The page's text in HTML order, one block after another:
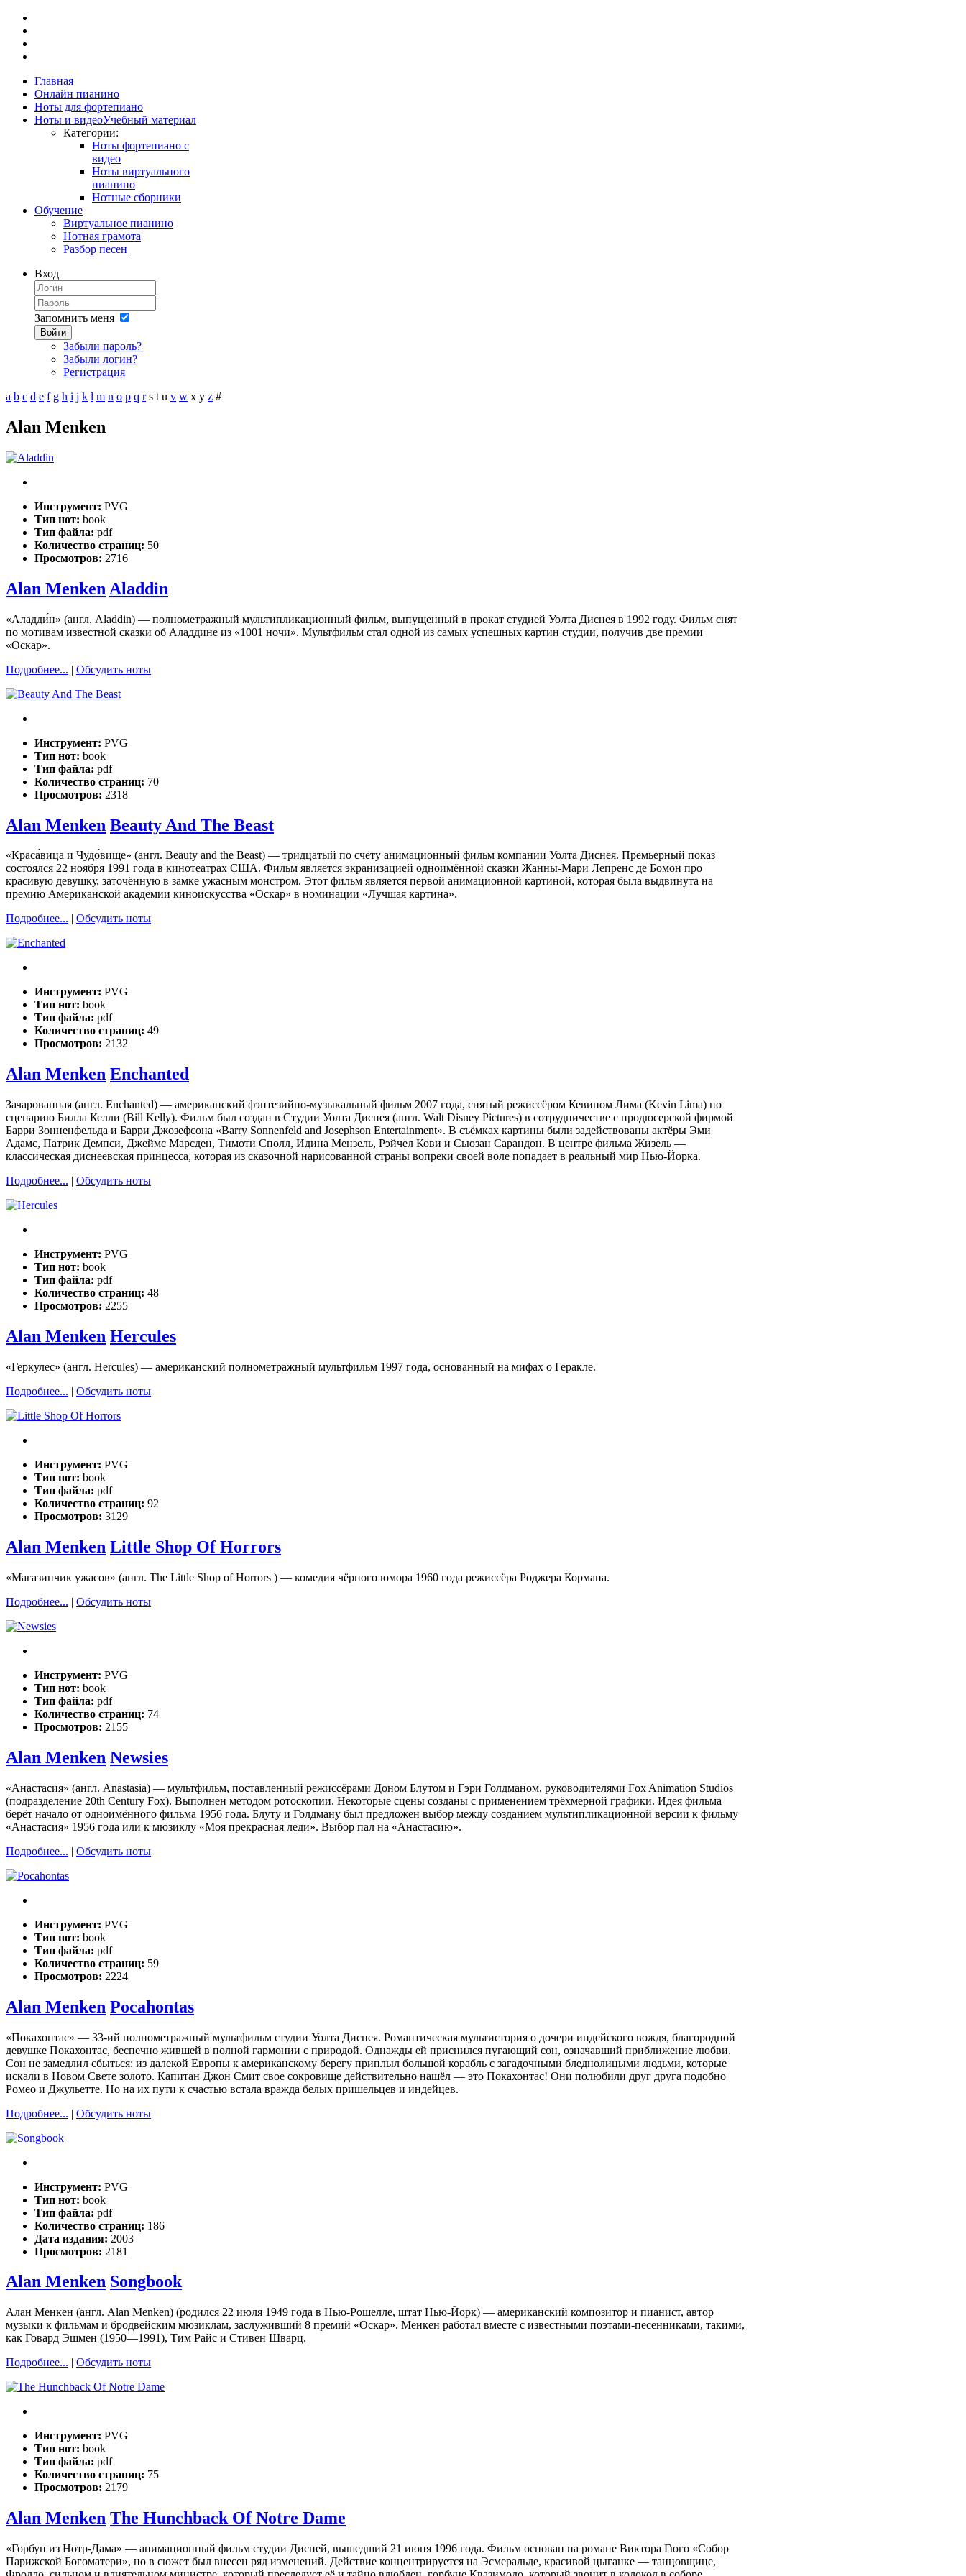
Главная
Онлайн пианино
Ноты для фортепиано
Ноты и видеоУчебный материал
Категории:
Ноты фортепиано с
видео
Ноты виртуального
пианино
Нотные сборники
Обучение
Виртуальное пианино
Нотная грамота
Разбор песен
Вход
Запомнить меня
Войти
Забыли пароль?
Забыли логин?
Регистрация
a b c d e f g h i j k l m n o p q r s t u v w x y z #
Alan Menken
Инструмент: PVG
Тип нот: book
Тип файла: pdf
Количество страниц: 50
Просмотров: 2716
Alan Menken Aladdin
«Аладди́н» (англ. Aladdin) — полнометражный мультипликационный фильм, выпущенный в прокат студией Уолта Диснея в 1992 году. Фильм снят
по мотивам известной сказки об Аладдине из «1001 ночи». Мультфильм стал одной из самых успешных картин студии, получив две премии
«Оскар».
Подробнее... | Обсудить ноты
Инструмент: PVG
Тип нот: book
Тип файла: pdf
Количество страниц: 70
Просмотров: 2318
Alan Menken Beauty And The Beast
«Краса́вица и Чудо́вище» (англ. Beauty and the Beast) — тридцатый по счёту анимационный фильм компании Уолта Диснея. Премьерный показ
состоялся 22 ноября 1991 года в кинотеатрах США. Фильм является экранизацией одноимённой сказки Жанны-Мари Лепренс де Бомон про
красивую девушку, заточённую в замке ужасным монстром. Этот фильм является первой анимационной картиной, которая была выдвинута на
премию Американской академии киноискусства «Оскар» в номинации «Лучшая картина».
Подробнее... | Обсудить ноты
Инструмент: PVG
Тип нот: book
Тип файла: pdf
Количество страниц: 49
Просмотров: 2132
Alan Menken Enchanted
Зачарованная (англ. Enchanted) — американский фэнтезийно-музыкальный фильм 2007 года, снятый режиссёром Кевином Лима (Kevin Lima) по
сценарию Билла Келли (Bill Kelly). Фильм был создан в Студии Уолта Диснея (англ. Walt Disney Pictures) в сотрудничестве с продюсерской фирмой
Барри Зонненфельда и Барри Джозефсона «Barry Sonnenfeld and Josephson Entertainment». В съёмках картины были задействованы актёры Эми
Адамс, Патрик Демпси, Джеймс Марсден, Тимоти Сполл, Идина Мензель, Рэйчел Кови и Сьюзан Сарандон. В центре фильма Жизель —
классическая диснеевская принцесса, которая из сказочной нарисованной страны вопреки своей воле попадает в реальный мир Нью-Йорка.
Подробнее... | Обсудить ноты
Инструмент: PVG
Тип нот: book
Тип файла: pdf
Количество страниц: 48
Просмотров: 2255
Alan Menken Hercules
«Геркулес» (англ. Hercules) — американский полнометражный мультфильм 1997 года, основанный на мифах о Геракле.
Подробнее... | Обсудить ноты
Инструмент: PVG
Тип нот: book
Тип файла: pdf
Количество страниц: 92
Просмотров: 3129
Alan Menken Little Shop Of Horrors
«Магазинчик ужасов» (англ. The Little Shop of Horrors ) — комедия чёрного юмора 1960 года режиссёра Роджера Кормана.
Подробнее... | Обсудить ноты
Инструмент: PVG
Тип нот: book
Тип файла: pdf
Количество страниц: 74
Просмотров: 2155
Alan Menken Newsies
«Анастасия» (англ. Anastasia) — мультфильм, поставленный режиссёрами Доном Блутом и Гэри Голдманом, руководителями Fox Animation Studios
(подразделение 20th Century Fox). Выполнен методом ротоскопии. Некоторые сцены созданы с применением трёхмерной графики. Идея фильма
берёт начало от одноимённого фильма 1956 года. Блуту и Голдману был предложен выбор между созданием мультипликационной версии к фильму
«Анастасия» 1956 года или к мюзиклу «Моя прекрасная леди». Выбор пал на «Анастасию».
Подробнее... | Обсудить ноты
Инструмент: PVG
Тип нот: book
Тип файла: pdf
Количество страниц: 59
Просмотров: 2224
Alan Menken Pocahontas
«Покахонтас» — 33-ий полнометражный мультфильм студии Уолта Диснея. Романтическая мультистория о дочери индейского вождя, благородной
девушке Покахонтас, беспечно жившей в полной гармонии с природой. Однажды ей приснился пугающий сон, означавший приближение любви.
Сон не замедлил сбыться: из далекой Европы к американскому берегу приплыл большой корабль с загадочными бледнолицыми людьми, которые
искали в Новом Свете золото. Капитан Джон Смит свое сокровище действительно нашёл — это Покахонтас! Они полюбили друг друга подобно
Ромео и Джульетте. Но на их пути к счастью встала вражда белых пришельцев и индейцев.
Подробнее... | Обсудить ноты
Инструмент: PVG
Тип нот: book
Тип файла: pdf
Количество страниц: 186
Дата издания: 2003
Просмотров: 2181
Alan Menken Songbook
Алан Менкен (англ. Alan Menken) (родился 22 июля 1949 года в Нью-Рошелле, штат Нью-Йорк) — американский композитор и пианист, автор
музыки к фильмам и бродвейским мюзиклам, заслуживший 8 премий «Оскар». Менкен работал вместе с известными поэтами-песенниками, такими,
как Говард Эшмен (1950—1991), Тим Райс и Стивен Шварц.
Подробнее... | Обсудить ноты
Инструмент: PVG
Тип нот: book
Тип файла: pdf
Количество страниц: 75
Просмотров: 2179
Alan Menken The Hunchback Of Notre Dame
«Горбун из Нотр-Дама» — анимационный фильм студии Дисней, вышедший 21 июня 1996 года. Фильм основан на романе Виктора Гюго «Собор
Парижской Богоматери», но в сюжет был внесен ряд изменений. Действие концентрируется на Эсмеральде, красивой цыганке — танцовщице,